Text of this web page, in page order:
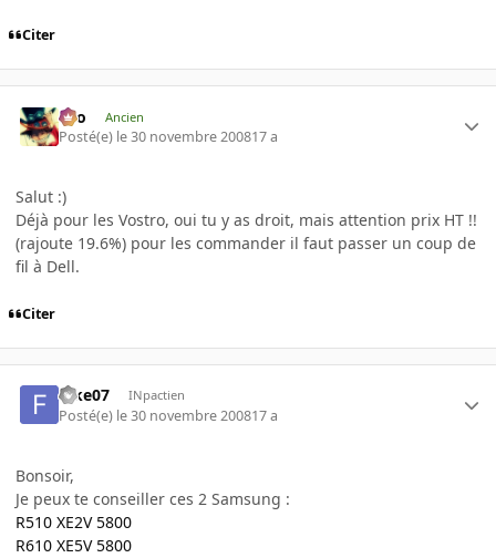
Citer
eYo Ancien
Posté(e) le 30 novembre 200817 a
Salut :)
Déjà pour les Vostro, oui tu y as droit, mais attention prix HT !!
(rajoute 19.6%) pour les commander il faut passer un coup de
fil à Dell.
Citer
fake07 INpactien
Posté(e) le 30 novembre 200817 a
Bonsoir,
Je peux te conseiller ces 2 Samsung :
R510 XE2V 5800
R610 XE5V 5800